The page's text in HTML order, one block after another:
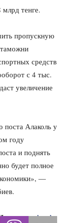
тенге.
пропускную
средств
с 4 тыс.
увеличение
поста Алаколь у
году
и поднять
будет полное
—
lsm.kz